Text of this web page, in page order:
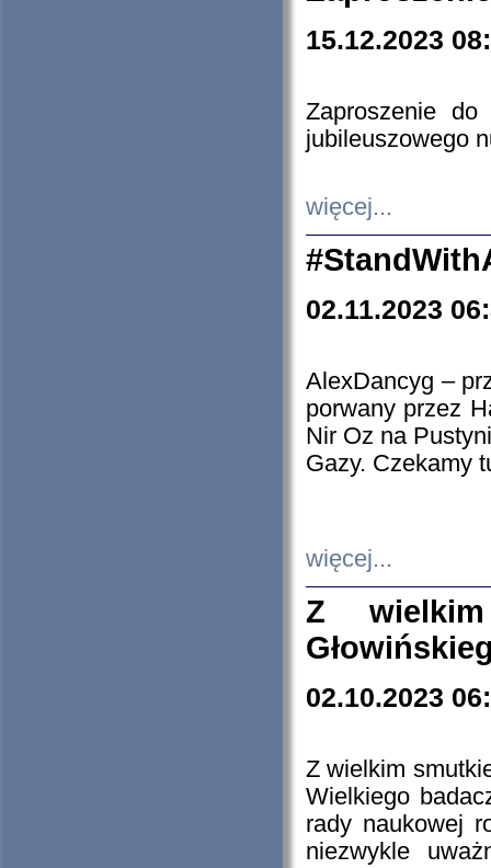
15.12.2023
Zaproszenie do
jubileuszowego
więcej...
02.11.2023
AlexDancyg –
porwany przez
Nir Oz na
Gazy. Czekamy
więcej...
Z
02.10.2023
Z wielkim
Wielkiego
rady naukowej
niezwykle